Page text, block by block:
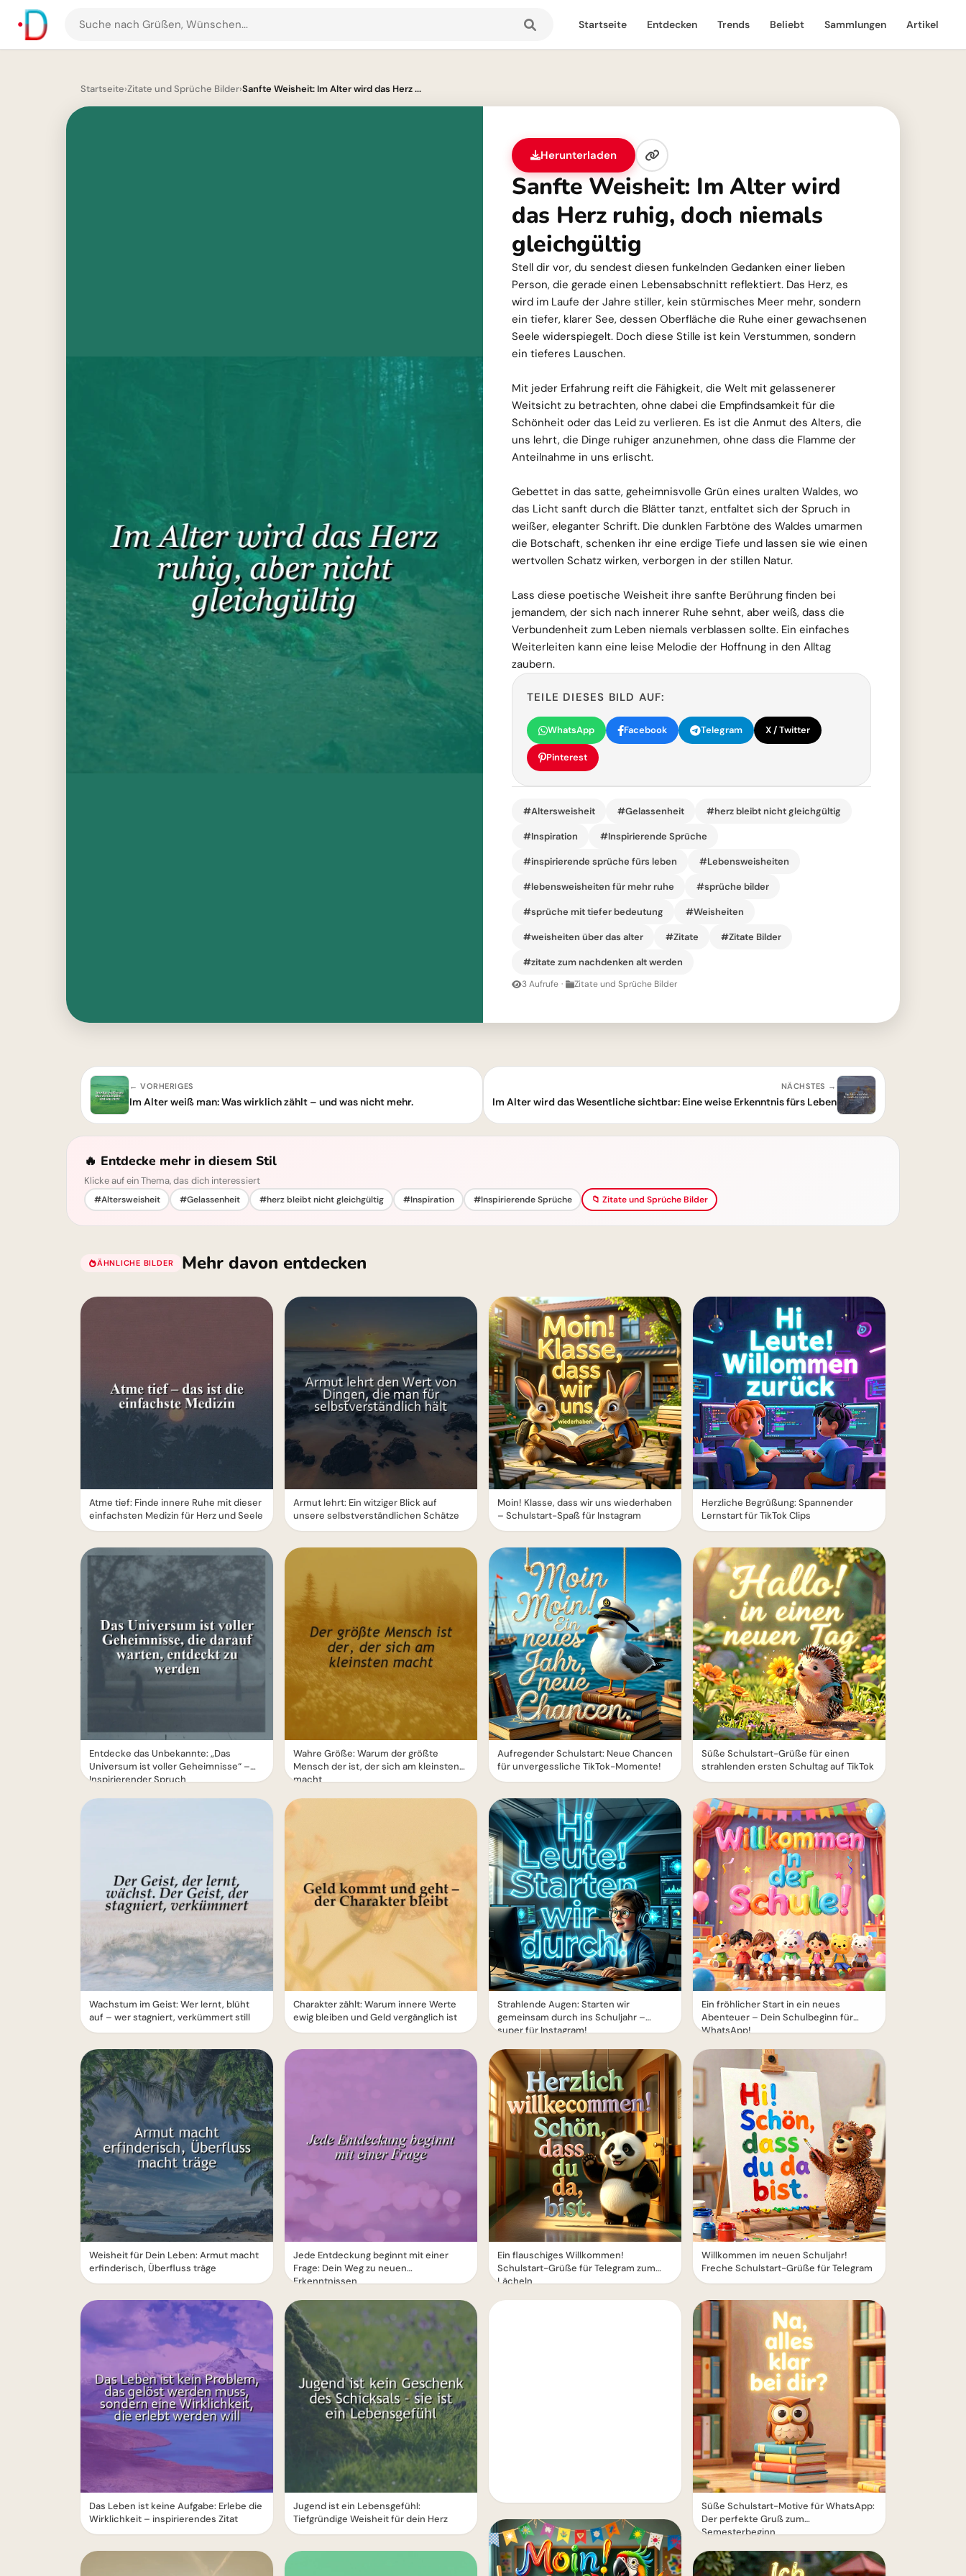
Suche
nach
und
Startseite Entdecken Trends Beliebt Sammlungen Artikel
Startseite›Zitate und Sprüche Bilder›Sanfte Weisheit: Im Alter wird das Herz ...
Herunterladen
Sanfte Weisheit: Im Alter wird
das Herz ruhig, doch niemals
gleichgültig
Stell dir vor, du sendest diesen funkelnden Gedanken einer lieben
Person, die gerade einen Lebensabschnitt reflektiert. Das Herz, es
wird im Laufe der Jahre stiller, kein stürmisches Meer mehr, sondern
ein tiefer, klarer See, dessen Oberfläche die Ruhe einer gewachsenen
Seele widerspiegelt. Doch diese Stille ist kein Verstummen, sondern
ein tieferes Lauschen.
Mit jeder Erfahrung reift die Fähigkeit, die Welt mit gelassenerer
Weitsicht zu betrachten, ohne dabei die Empfindsamkeit für die
Schönheit oder das Leid zu verlieren. Es ist die Anmut des Alters, die
uns lehrt, die Dinge ruhiger anzunehmen, ohne dass die Flamme der
Anteilnahme in uns erlischt.
Gebettet in das satte, geheimnisvolle Grün eines uralten Waldes, wo
das Licht sanft durch die Blätter tanzt, entfaltet sich der Spruch in
weißer, eleganter Schrift. Die dunklen Farbtöne des Waldes umarmen
die Botschaft, schenken ihr eine erdige Tiefe und lassen sie wie einen
wertvollen Schatz wirken, verborgen in der stillen Natur.
Lass diese poetische Weisheit ihre sanfte Berührung finden bei
jemandem, der sich nach innerer Ruhe sehnt, aber weiß, dass die
Verbundenheit zum Leben niemals verblassen sollte. Ein einfaches
Weiterleiten kann eine leise Melodie der Hoffnung in den Alltag
zaubern.
TEILE DIESES BILD AUF:
WhatsApp Facebook Telegram X / Twitter
Pinterest
#Altersweisheit #Gelassenheit #herz bleibt nicht gleichgültig
#Inspiration #Inspirierende Sprüche
#inspirierende sprüche fürs leben #Lebensweisheiten
#lebensweisheiten für mehr ruhe #sprüche bilder
#sprüche mit tiefer bedeutung #Weisheiten
#weisheiten über das alter #Zitate #Zitate Bilder
#zitate zum nachdenken alt werden
3 Aufrufe · Zitate und Sprüche Bilder
← VORHERIGES
Im Alter weiß man: Was wirklich zählt – und was nicht mehr.
NÄCHSTES →
Im Alter wird das Wesentliche sichtbar: Eine weise Erkenntnis fürs Leben
🔥 Entdecke mehr in diesem Stil
Klicke auf ein Thema, das dich interessiert
#Altersweisheit #Gelassenheit #herz bleibt nicht gleichgültig #Inspiration #Inspirierende Sprüche 📁 Zitate und Sprüche Bilder
ÄHNLICHE BILDER Mehr davon entdecken
Atme tief: Finde innere Ruhe mit dieser
einfachsten Medizin für Herz und Seele
Entdecke das Unbekannte: „Das
Universum ist voller Geheimnisse“ –
Inspirierender Spruch
Wachstum im Geist: Wer lernt, blüht
auf – wer stagniert, verkümmert still
Weisheit für Dein Leben: Armut macht
erfinderisch, Überfluss träge
Das Leben ist keine Aufgabe: Erlebe die
Wirklichkeit – inspirierendes Zitat
Armut lehrt: Ein witziger Blick auf
unsere selbstverständlichen Schätze
Wahre Größe: Warum der größte
Mensch der ist, der sich am kleinsten
macht
Charakter zählt: Warum innere Werte
ewig bleiben und Geld vergänglich ist
Jede Entdeckung beginnt mit einer
Frage: Dein Weg zu neuen
Erkenntnissen
Jugend ist ein Lebensgefühl:
Tiefgründige Weisheit für dein Herz
Moin! Klasse, dass wir uns wiederhaben
– Schulstart-Spaß für Instagram
Aufregender Schulstart: Neue Chancen
für unvergessliche TikTok-Momente!
Strahlende Augen: Starten wir
gemeinsam durch ins Schuljahr –
super für Instagram!
Ein flauschiges Willkommen!
Schulstart-Grüße für Telegram zum
Lächeln
Herzliche Begrüßung: Spannender
Lernstart für TikTok Clips
Süße Schulstart-Grüße für einen
strahlenden ersten Schultag auf TikTok
Ein fröhlicher Start in ein neues
Abenteuer – Dein Schulbeginn für
WhatsApp!
Willkommen im neuen Schuljahr!
Freche Schulstart-Grüße für Telegram
Süße Schulstart-Motive für WhatsApp:
Der perfekte Gruß zum
Semesterbeginn